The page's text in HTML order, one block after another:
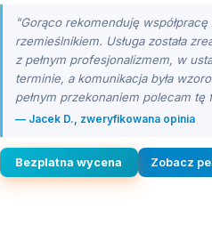
"Gorąco rekomenduję współpracę
rzemieślnikiem. Usługa została
z pełnym profesjonalizmem, w
terminie, a komunikacja była
pełnym przekonaniem polecam tę
— Jacek D., zweryfikowana opinia
Bezplatna wycena Zobacz